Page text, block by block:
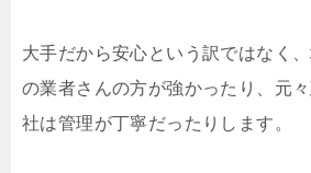
大手だから安心という訳ではなく
の業者さんの方が強かったり、元
社は管理が丁寧だったりします。